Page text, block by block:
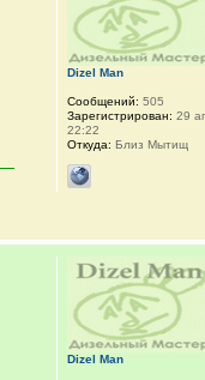
Dizel Man
Сообщений: 505
Зарегистрирован: 29
22:22
Откуда: Близ Мытищ
Dizel Man